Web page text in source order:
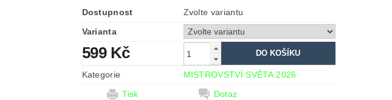
Dostupnost
Zvolte variantu
Varianta
599 Kč
Kategorie
MISTROVSTVÍ SVĚTA 2026
Tisk
Dotaz